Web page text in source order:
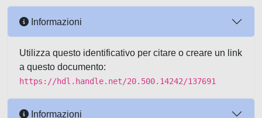
Informazioni
Utilizza questo identificativo per citare o creare un link
a questo documento:
https://hdl.handle.net/20.500.14242/137691
Informazioni